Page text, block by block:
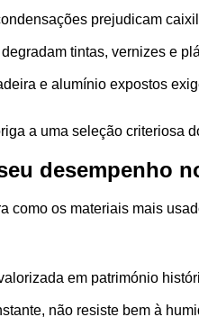
prejudicam
tintas, vernizes e
e alumínio expostos
a uma seleção criteriosa
desempenho
como os materiais mais
em património
não resiste bem à